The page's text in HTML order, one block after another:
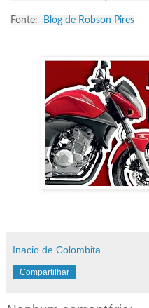
Fonte: Blog de Robson Pires
Inacio de Colombita
Compartilhar